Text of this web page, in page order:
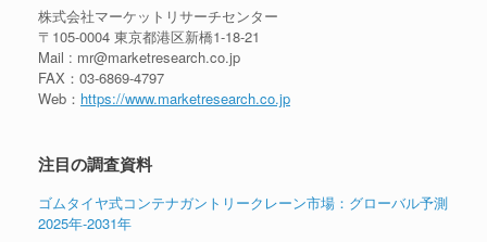
株式会社マーケットリサーチセンター
〒105-0004 東京都港区新橋1-18-21
Mail : mr@marketresearch.co.jp
FAX：03-6869-4797
Web： https://www.marketresearch.co.jp
注目の調査資料
ゴムタイヤ式コンテナガントリークレーン市場：グローバル予測
2025年-2031年